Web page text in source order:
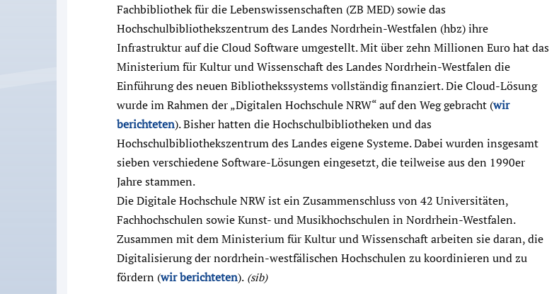
Fachbibliothek für die Lebenswissenschaften (ZB MED) sowie das
Hochschulbibliothekszentrum des Landes Nordrhein-Westfalen (hbz) ihre
Infrastruktur auf die Cloud Software umgestellt. Mit über zehn Millionen Euro hat das
Ministerium für Kultur und Wissenschaft des Landes Nordrhein-Westfalen die
Einführung des neuen Bibliothekssystems vollständig finanziert. Die Cloud-Lösung
wurde im Rahmen der „Digitalen Hochschule NRW“ auf den Weg gebracht (wir
berichteten). Bisher hatten die Hochschulbibliotheken und das
Hochschulbibliothekszentrum des Landes eigene Systeme. Dabei wurden insgesamt
sieben verschiedene Software-Lösungen eingesetzt, die teilweise aus den 1990er
Jahre stammen.
Die Digitale Hochschule NRW ist ein Zusammenschluss von 42 Universitäten,
Fachhochschulen sowie Kunst- und Musikhochschulen in Nordrhein-Westfalen.
Zusammen mit dem Ministerium für Kultur und Wissenschaft arbeiten sie daran, die
Digitalisierung der nordrhein-westfälischen Hochschulen zu koordinieren und zu
fördern (wir berichteten). (sib)